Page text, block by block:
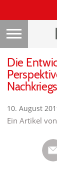
Die
10. August
Ein Artikel von